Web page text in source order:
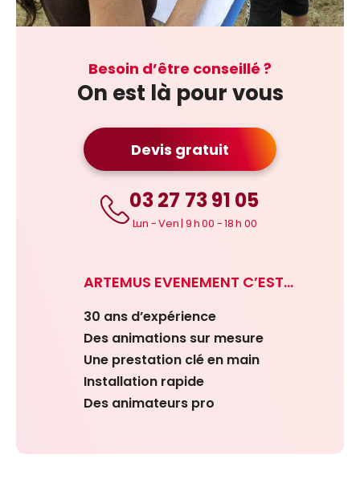
Besoin d’être conseillé ?
On est là pour vous
Devis gratuit
03 27 73 91 05
Lun - Ven | 9 h 00 - 18 h 00
ARTEMUS EVENEMENT C’EST…
30 ans d’expérience
Des animations sur mesure
Une prestation clé en main
Installation rapide
Des animateurs pro